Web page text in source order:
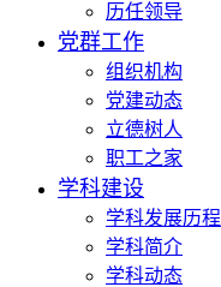
历任领导
党群工作
组织机构
党建动态
立德树人
职工之家
学科建设
学科发展历程
学科简介
学科动态